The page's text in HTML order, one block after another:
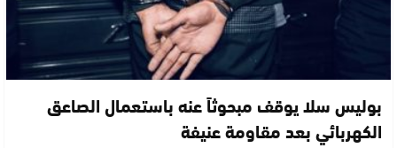
بوليس سلا يوقف مبحوثاً عنه باستعمال الصاعق
الكهربائي بعد مقاومة عنيفة